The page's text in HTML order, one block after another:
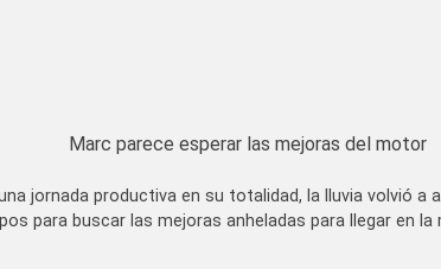
Marc parece esperar las mejoras del motor
jornada productiva en su totalidad, la lluvia volvió a
para buscar las mejoras anheladas para llegar en